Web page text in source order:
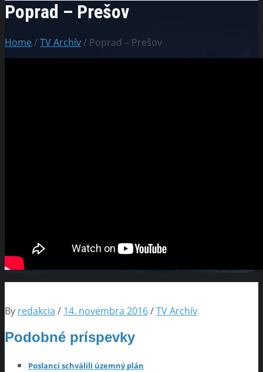
Poprad – Prešov
Home/TV Archív/ Poprad – Prešov
By redakcia / 14. novembra 2016/TV Archív
Podobné príspevky
Poslanci schválili územný plán